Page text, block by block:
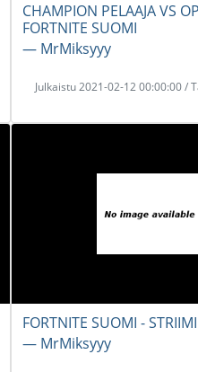
CHAMPION PELAAJA VS
FORTNITE SUOMI
― MrMiksyyy
Julkaistu 2021-02-12 00:00:00 /
FORTNITE SUOMI -
― MrMiksyyy